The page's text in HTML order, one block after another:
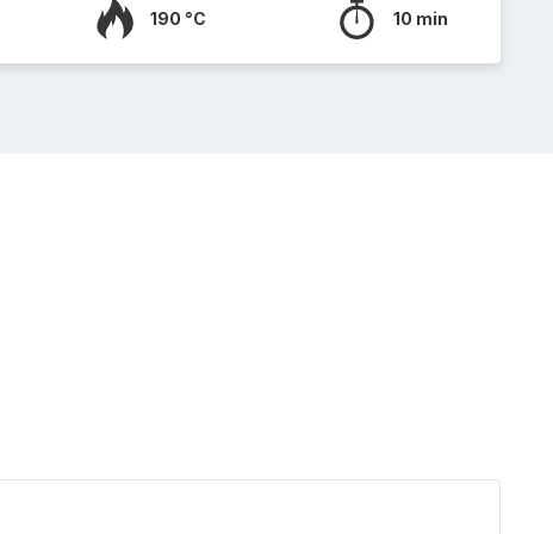
190 °C 10 min